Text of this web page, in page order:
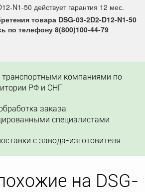
N1-50 действует гарантия 12 мес.
товара DSG-03-2D2-D12-N1-50
по телефону 8(800)100-44-79
транспортными компаниями по
РФ и СНГ
заказа
специалистами
с завода-изготовителя
на DSG-